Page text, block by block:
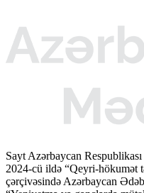
Sayt Azərbaycan
2024-cü ildə “Qeyri-hökumət
çərçivəsində Azərbaycan